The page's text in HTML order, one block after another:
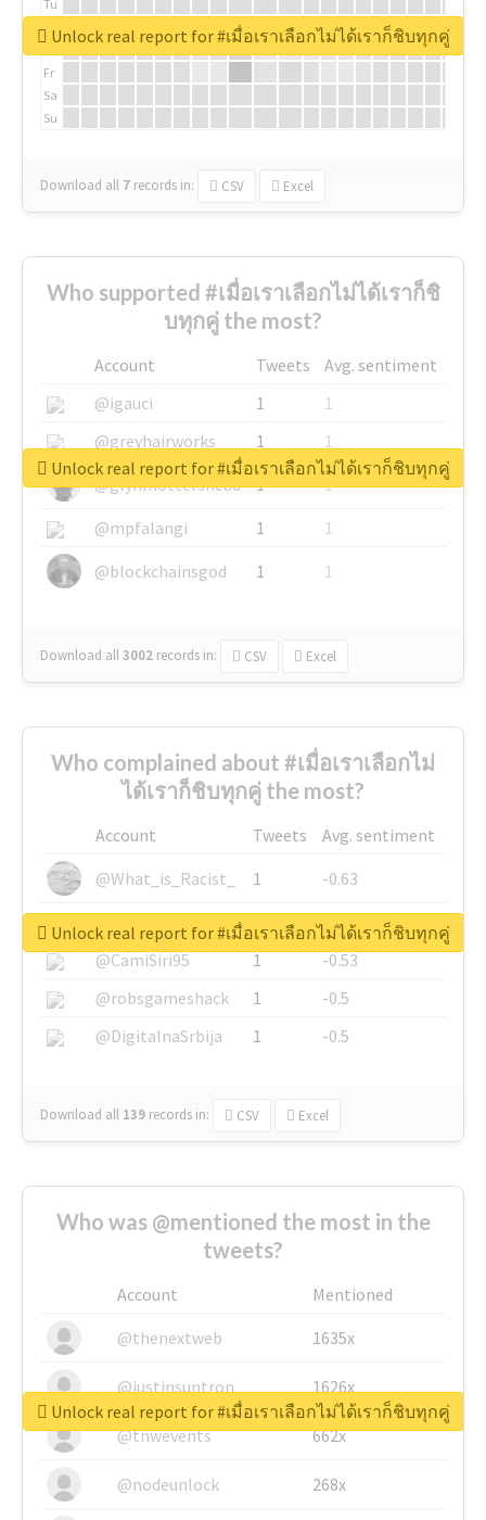
Tu
We
Fr
Sa
Su
Download all 7 records in: CSV Excel
Unlock real report for #เมื่อเราเลือกไม่ได้เราก็ชิบทุกคู่
Who supported #เมื่อเราเลือกไม่ได้เราก็ชิ
บทุกคู่ the most?
Account Tweets
Avg. sentiment
@igauci
1
1
@greyhairworks
1
1
@glynmottershead
1
1
@mpfalangi
1
1
@blockchainsgod
1 1
Download all3002 records in: CSV Excel
Unlock real report for #เมื่อเราเลือกไม่ได้เราก็ชิบทุกคู่
Who complained about #เมื่อเราเลือกไม่
ได้เราก็ชิบทุกคู่ the most?
Account Tweets
Avg. sentiment
@What_is_Racist_
1
-0.63
@SkateChart
1
-0.6
@CamiSiri95
1
-0.53
@robsgameshack
1
-0.5
@DigitalnaSrbija
1 -0.5
Download all 139 records in: CSV Excel
Unlock real report for #เมื่อเราเลือกไม่ได้เราก็ชิบทุกคู่
Who was @mentioned the most in the
tweets?
Account
Mentioned
@thenextweb
1635x
@justinsuntron 1626x
@tnwevents 662x
@nodeunlock 268x
Unlock real report for #เมื่อเราเลือกไม่ได้เราก็ชิบทุกคู่